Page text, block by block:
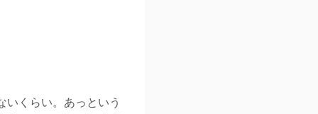
いくらい。あっという